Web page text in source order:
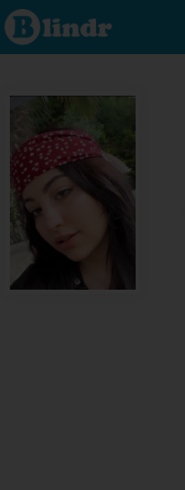
Poznej co je
pod maskou.
Seznamovací